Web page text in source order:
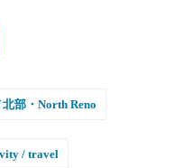
北部・North Reno
/ travel